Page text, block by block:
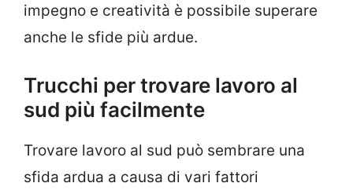
impegno e creatività è possibile superare
anche le sfide più ardue.
Trucchi per trovare lavoro al
sud più facilmente
Trovare lavoro al sud può sembrare una
sfida ardua a causa di vari fattori